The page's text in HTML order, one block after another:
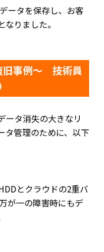
ータを保存し、お客
りました。
旧事例～ 技術員
ータ消失の大きなリ
タ管理のために、以下
とクラウドの2重バ
が一の障害時にもデ